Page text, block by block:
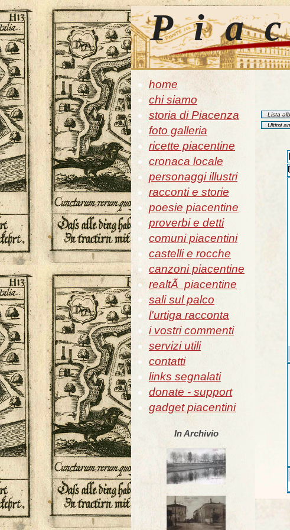
home
chi siamo
storia di Piacenza
foto galleria
ricette piacentine
cronaca locale
personaggi illustri
racconti e storie
poesie piacentine
proverbi e detti
comuni piacentini
castelli e rocche
canzoni piacentine
realtÃ piacentine
sali sul palco
l'urtiga racconta
i vostri commenti
servizi utili
contatti
links segnalati
donate - support
gadget piacentini
In Archivio
Lista
Ultimi